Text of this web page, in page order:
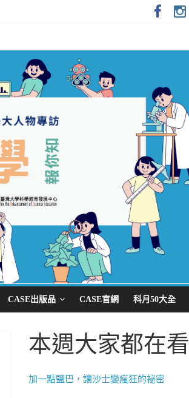
CASE出版品 CASE官網 科月50大全
本週大家都在看
加一點鹽巴，讓沙士變瘋狂的祕密